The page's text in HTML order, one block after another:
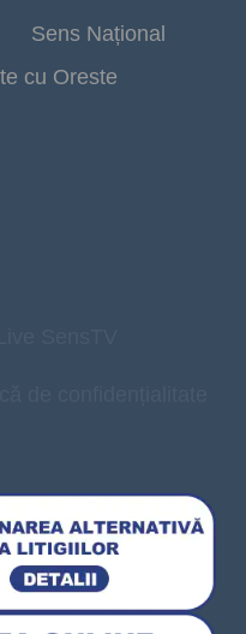
Sens Național
cu Oreste